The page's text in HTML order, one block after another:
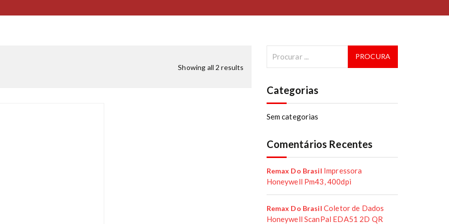
Showing all 2 results
Categorias
Sem categorias
Comentários Recentes
Remax Do Brasil Impressora
Honeywell Pm43, 400dpi
Remax Do Brasil Coletor de Dados
Honeywell ScanPal EDA51 2D QR